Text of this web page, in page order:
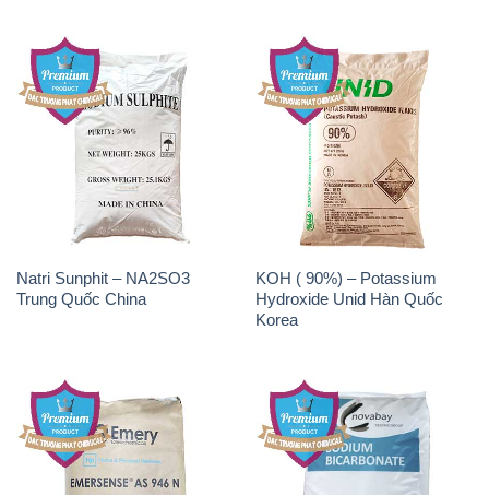
Natri Sunphit – NA2SO3
Trung Quốc China
KOH ( 90%) – Potassium
Hydroxide Unid Hàn Quốc
Korea